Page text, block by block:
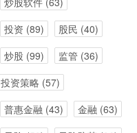
投资 (89) 股民 (40)
炒股 (99) 监管 (36)
投资策略 (57)
普惠金融 (43) 金融 (63)